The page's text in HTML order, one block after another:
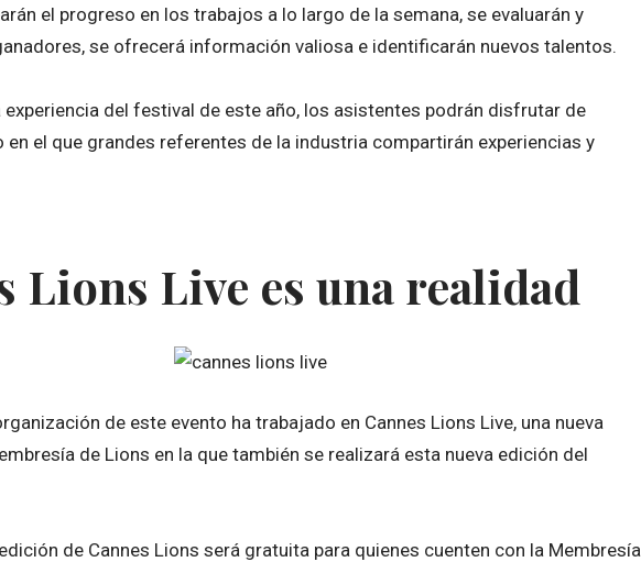
el progreso en los trabajos a lo largo de la semana, se evaluarán y
se ofrecerá información valiosa e identificarán nuevos talentos.
experiencia del festival de este año, los asistentes podrán disfrutar de
en el que grandes referentes de la industria compartirán experiencias y
Lions Live es una realidad
de este evento ha trabajado en Cannes Lions Live, una nueva
de Lions en la que también se realizará esta nueva edición del
de Cannes Lions será gratuita para quienes cuenten con la Membresía